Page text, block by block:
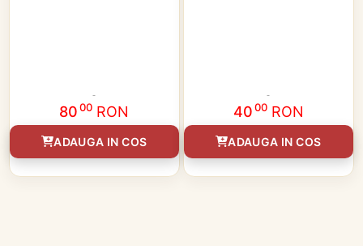
8000 RON
ADAUGA IN COS
4000 RON
ADAUGA IN COS